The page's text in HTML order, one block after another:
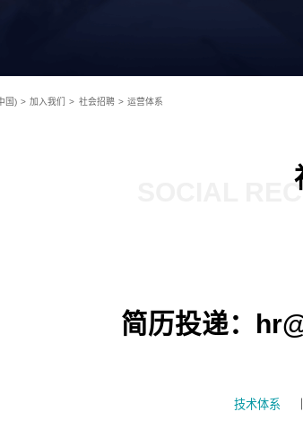
国) > 加入我们 > 社会招聘 > 运营体系
SOCIAL
简历投递：
技术体系